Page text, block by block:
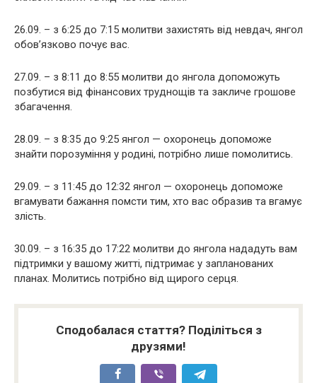
26.09. – з 6:25 до 7:15 молитви захистять від невдач, янгол
обов’язково почує вас.
27.09. – з 8:11 до 8:55 молитви до янгола допоможуть
позбутися від фінансових труднощів та закличе грошове
збагачення.
28.09. – з 8:35 до 9:25 янгол — охоронець допоможе
знайти порозуміння у родині, потрібно лише помолитись.
29.09. – з 11:45 до 12:32 янгол — охоронець допоможе
вгамувати бажання помсти тим, хто вас образив та вгамує
злість.
30.09. – з 16:35 до 17:22 молитви до янгола нададуть вам
підтримки у вашому житті, підтримає у запланованих
планах. Молитись потрібно від щирого серця.
Сподобалася стаття? Поділіться з
друзями!